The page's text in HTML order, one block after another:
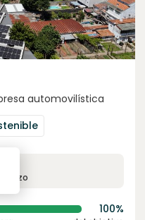
automovilística
plazo
100%